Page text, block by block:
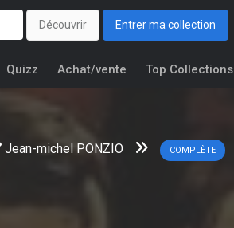
Découvrir Entrer ma collection
Quizz Achat/vente Top Collections
Jean-michel PONZIO COMPLÈTE